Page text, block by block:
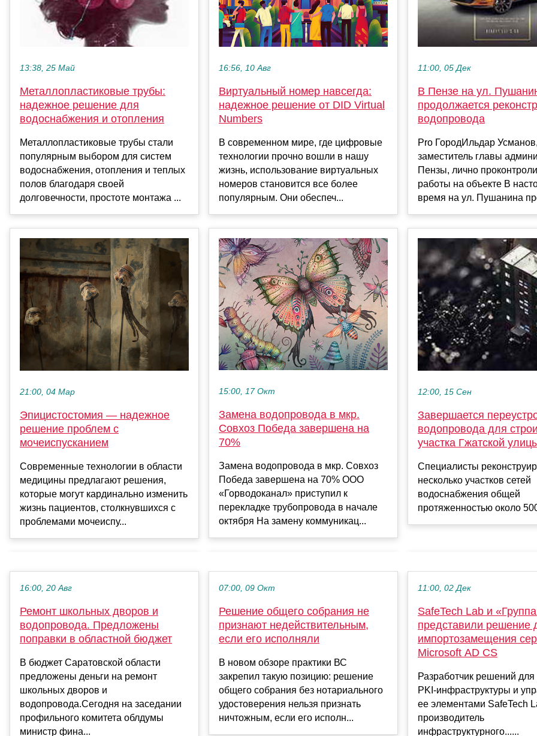
13:38, 25 Май
Металлопластиковые трубы:
надежное решение для
водоснабжения и отопления
Металлопластиковые трубы стали
популярным выбором для систем
водоснабжения, отопления и теплых
полов благодаря своей
долговечности, простоте монтажа ...
21:00, 04 Мар
Эпицистостомия — надежное
решение проблем с
мочеиспусканием
Современные технологии в области
медицины предлагают решения,
которые могут кардинально изменить
жизнь пациентов, столкнувшихся с
проблемами мочеиспу...
16:56, 10 Авг
Виртуальный номер навсегда:
надежное решение от DID Virtual
Numbers
В современном мире, где цифровые
технологии прочно вошли в нашу
жизнь, использование виртуальных
номеров становится все более
популярным. Они обеспеч...
15:00, 17 Окт
Замена водопровода в мкр.
Совхоз Победа завершена на
70%
Замена водопровода в мкр. Совхоз
Победа завершена на 70% ООО
«Горводоканал» приступил к
перекладке трубопровода в начале
октября На замену коммуникац...
11:00, 05 Дек
В Пензе на ул.
продолжается
водопровода
Pro ГородИльдар Усманов,
заместитель главы
Пензы, лично
работы на объекте В
время на ул. Пушанина
12:00, 15 Сен
Завершается
водопровода для
участка Гжатской
Специалисты
несколько участков сетей
водоснабжения общей
протяженностью около
16:00, 20 Авг
Ремонт школьных дворов и
водопровода. Предложены
поправки в областной бюджет
В бюджет Саратовской области
предложены деньги на ремонт
школьных дворов и
водопровода.Сегодня на заседании
профильного комитета облдумы
министр фина...
07:00, 09 Окт
Решение общего собрания не
признают недействительным,
если его исполняли
В новом обзоре практики ВС
закрепил такую позицию: решение
общего собрания без нотариального
удостоверения нельзя признать
ничтожным, если его исполн...
11:00, 02 Дек
SafeTech Lab и
представили решение
импортозамещения
Microsoft AD CS
Разработчик решений для
PKI-инфраструктуры и
ее элементами SafeTech
производитель
инфраструктурного......